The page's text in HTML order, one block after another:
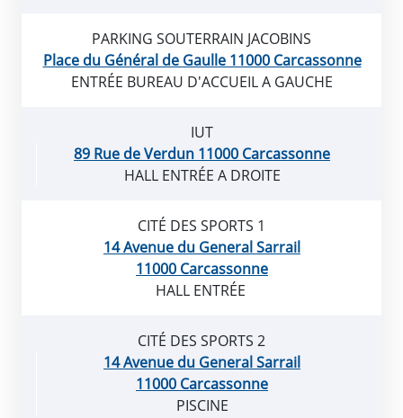
PARKING SOUTERRAIN JACOBINS
Place du Général de Gaulle 11000 Carcassonne
ENTRÉE BUREAU D'ACCUEIL A GAUCHE
IUT
89 Rue de Verdun 11000 Carcassonne
HALL ENTRÉE A DROITE
CITÉ DES SPORTS 1
14 Avenue du General Sarrail
11000 Carcassonne
HALL ENTRÉE
CITÉ DES SPORTS 2
14 Avenue du General Sarrail
11000 Carcassonne
PISCINE